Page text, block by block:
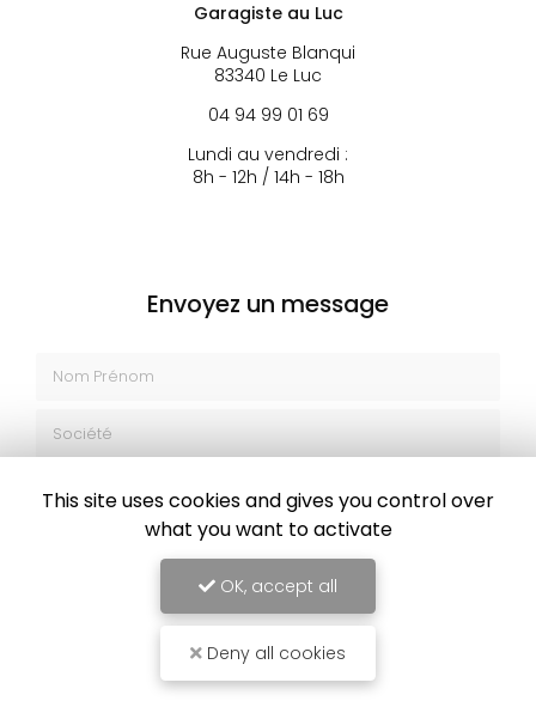
Garagiste au Luc
Rue Auguste Blanqui
83340 Le Luc
04 94 99 01 69
Lundi au vendredi :
8h - 12h / 14h - 18h
Envoyez un message
This site uses cookies and gives you control over
what you want to activate
OK, accept all
Deny all cookies